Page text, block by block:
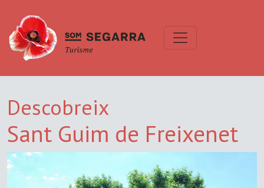
Descobreix
Sant Guim de Freixenet